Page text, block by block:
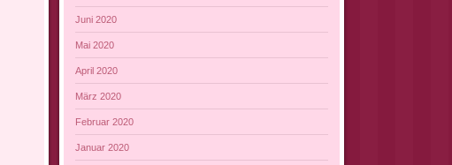
Juni 2020
Mai 2020
April 2020
März 2020
Februar 2020
Januar 2020